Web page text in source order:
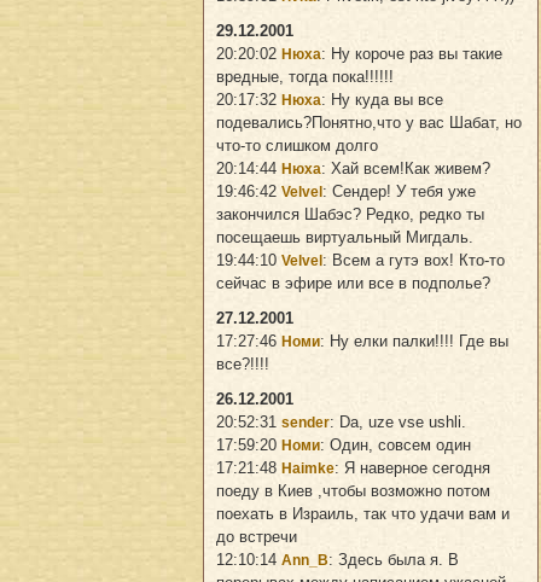
29.12.2001
20:20:02 Нюха: Ну короче раз вы такие
вредные, тогда пока!!!!!!
20:17:32 Нюха: Ну куда вы все
подевались?Понятно,что у вас Шабат, но
что-то слишком долго
20:14:44 Нюха: Хай всем!Как живем?
19:46:42 Velvel: Сендер! У тебя уже
закончился Шабэс? Редко, редко ты
посещаешь виртуальный Мигдаль.
19:44:10 Velvel: Всем а гутэ вох! Кто-то
сейчас в эфире или все в подполье?
27.12.2001
17:27:46 Номи: Ну елки палки!!!! Где вы
все?!!!!
26.12.2001
20:52:31 sender: Da, uze vse ushli.
17:59:20 Номи: Один, совсем один
17:21:48 Haimke: Я наверное сегодня
поеду в Киев ,чтобы возможно потом
поехать в Израиль, так что удачи вам и
до встречи
12:10:14 Ann_B: Здесь была я. В